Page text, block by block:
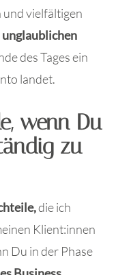
und vielfältigen
des Tages ein
landet.
wenn Du
zu
die ich
Klient:innen
Du in der Phase